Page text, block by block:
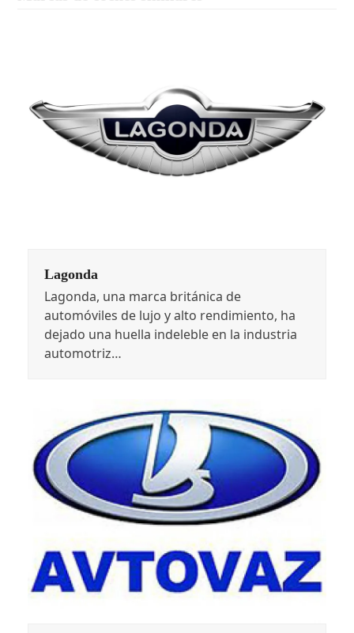
Lagonda
Lagonda, una marca británica de
automóviles de lujo y alto rendimiento, ha
dejado una huella indeleble en la industria
automotriz…